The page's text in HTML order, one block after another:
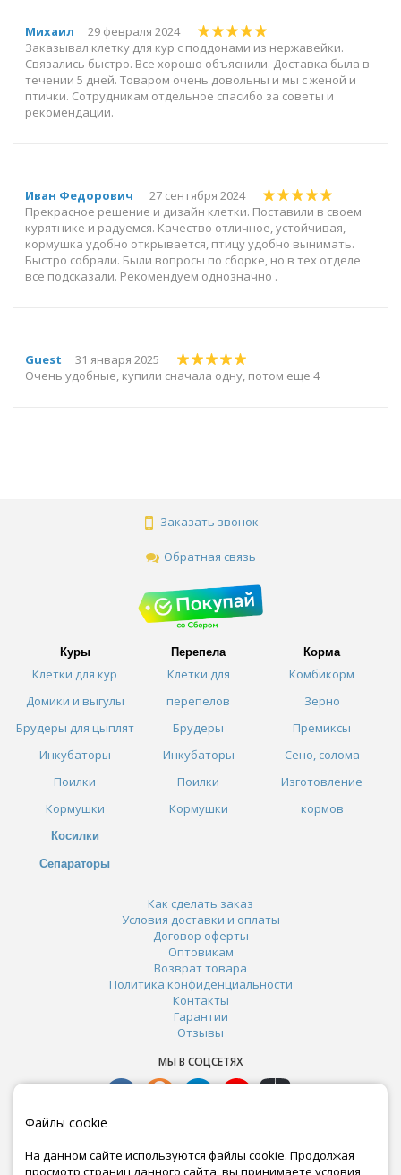
Михаил
29 февраля 2024
Заказывал клетку для кур с поддонами из нержавейки.
Связались быстро. Все хорошо объяснили. Доставка была в
течении 5 дней. Товаром очень довольны и мы с женой и
птички. Сотрудникам отдельное спасибо за советы и
рекомендации.
Иван Федорович
27 сентября 2024
Прекрасное решение и дизайн клетки. Поставили в своем
курятнике и радуемся. Качество отличное, устойчивая,
кормушка удобно открывается, птицу удобно вынимать.
Быстро собрали. Были вопросы по сборке, но в тех отделе
все подсказали. Рекомендуем однозначно .
Guest
31 января 2025
Очень удобные, купили сначала одну, потом еще 4
Заказать звонок
Обратная связь
Куры
Клетки для кур
Домики и выгулы
Брудеры для цыплят
Инкубаторы
Поилки
Кормушки
Косилки
Сепараторы
Перепела
Клетки для
перепелов
Брудеры
Инкубаторы
Поилки
Кормушки
Корма
Комбикорм
Зерно
Премиксы
Сено, солома
Изготовление
кормов
Как сделать заказ
Условия доставки и оплаты
Договор оферты
Оптовикам
Возврат товара
Политика конфиденциальности
Контакты
Гарантии
Отзывы
МЫ В СОЦСЕТЯХ
Файлы cookie
На данном сайте используются файлы cookie. Продолжая
просмотр страниц данного сайта, вы принимаете условия